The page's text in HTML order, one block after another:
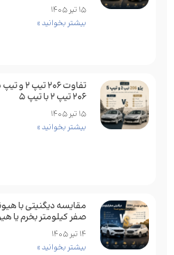
15 تیر 1405
بیشتر بخوانید »
۲۰۶ تیپ ۲ با تیپ ۵
15 تیر 1405
بیشتر بخوانید »
صفر کیلومتر بخرم یا
14 تیر 1405
بیشتر بخوانید »